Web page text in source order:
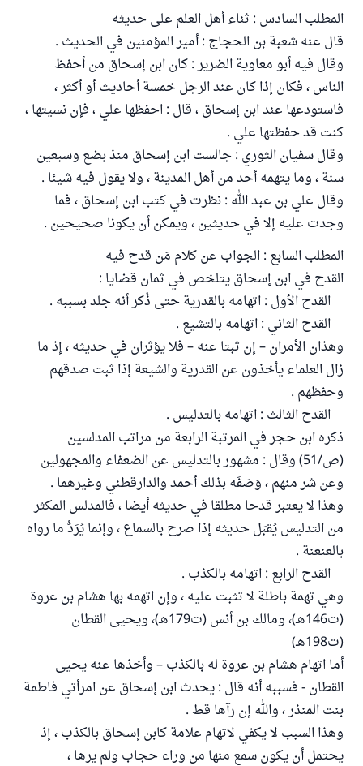
المطلب السادس : ثناء أهل العلم على حديثه
قال عنه شعبة بن الحجاج : أمير المؤمنين في الحديث .
وقال فيه أبو معاوية الضرير : كان ابن إسحاق من أحفظ
الناس ، فكان إذا كان عند الرجل خمسة أحاديث أو أكثر ،
فاستودعها عند ابن إسحاق ، قال : احفظها علي ، فإن نسيتها ،
كنت قد حفظتها علي .
وقال سفيان الثوري : جالست ابن إسحاق منذ بضع وسبعين
سنة ، وما يتهمه أحد من أهل المدينة ، ولا يقول فيه شيئا .
وقال علي بن عبد الله : نظرت في كتب ابن إسحاق ، فما
وجدت عليه إلا في حديثين ، ويمكن أن يكونا صحيحين .
المطلب السابع : الجواب عن كلام مَن قدح فيه
القدح في ابن إسحاق يتلخص في ثمان قضايا :
القدح الأول : اتهامه بالقدرية حتى ذُكر أنه جلد بسببه .
القدح الثاني : اتهامه بالتشيع .
وهذان الأمران – إن ثبتا عنه – فلا يؤثران في حديثه ، إذ ما
زال العلماء يأخذون عن القدرية والشيعة إذا ثبت صدقهم
وحفظهم .
القدح الثالث : اتهامه بالتدليس .
ذكره ابن حجر في المرتبة الرابعة من مراتب المدلسين
(ص/51) وقال : مشهور بالتدليس عن الضعفاء والمجهولين
وعن شر منهم ، وَصَفَه بذلك أحمد والدارقطني وغيرهما .
وهذا لا يعتبر قدحا مطلقا في حديثه أيضا ، فالمدلس المكثر
من التدليس يُقبَل حديثه إذا صرح بالسماع ، وإنما يُرَدُّ ما رواه
بالعنعنة .
القدح الرابع : اتهامه بالكذب .
وهي تهمة باطلة لا تثبت عليه ، وإن اتهمه بها هشام بن عروة
(ت146هـ)، ومالك بن أنس (ت179هـ)، ويحيى القطان
(ت198هـ)
أما اتهام هشام بن عروة له بالكذب – وأخذها عنه يحيى
القطان - فسببه أنه قال : يحدث ابن إسحاق عن امرأتي فاطمة
بنت المنذر ، والله إن رآها قط .
وهذا السبب لا يكفي لاتهام علامة كابن إسحاق بالكذب ، إذ
يحتمل أن يكون سمع منها من وراء حجاب ولم يرها ،